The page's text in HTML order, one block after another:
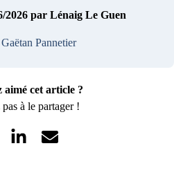
2026 par Lénaig Le Guen
Pannetier
aimé cet article ?
pas à le partager !